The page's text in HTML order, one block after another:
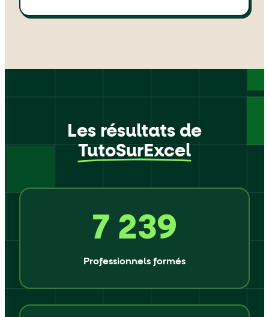
Les résultats de
TutoSurExcel
7 239
Professionnels formés